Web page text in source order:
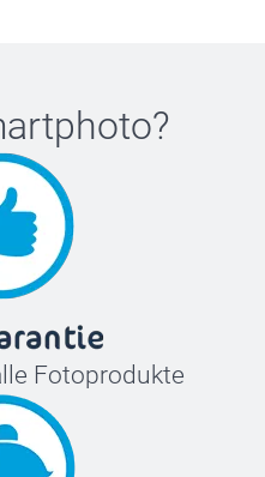
?
Fotoprodukte